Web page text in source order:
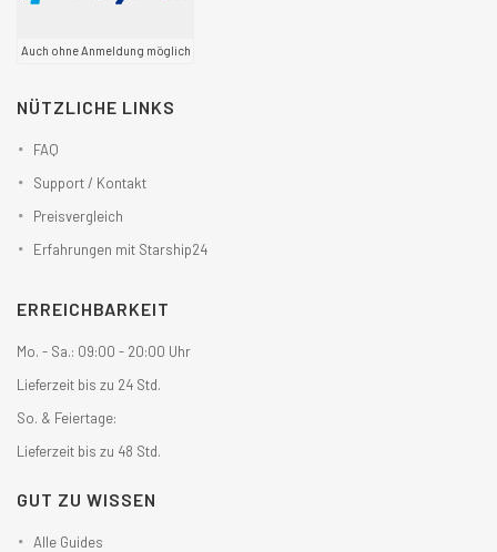
Auch ohne Anmeldung möglich
NÜTZLICHE LINKS
FAQ
Support / Kontakt
Preisvergleich
Erfahrungen mit Starship24
ERREICHBARKEIT
Mo. - Sa.: 09:00 - 20:00 Uhr
Lieferzeit bis zu 24 Std.
So. & Feiertage:
Lieferzeit bis zu 48 Std.
GUT ZU WISSEN
Alle Guides